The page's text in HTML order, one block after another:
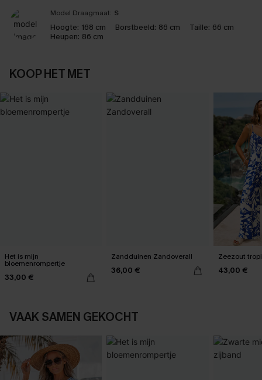
Model Draagmaat: S
Hoogte: 168 cm Borstbeeld: 86 cm Taille: 66 cm
Heupen: 86 cm
KOOP HET MET
Het is mijn
bloemenrompertje
33,00 €
Zandduinen Zandoverall
36,00 €
Zeezout
43,00 €
VAAK SAMEN GEKOCHT